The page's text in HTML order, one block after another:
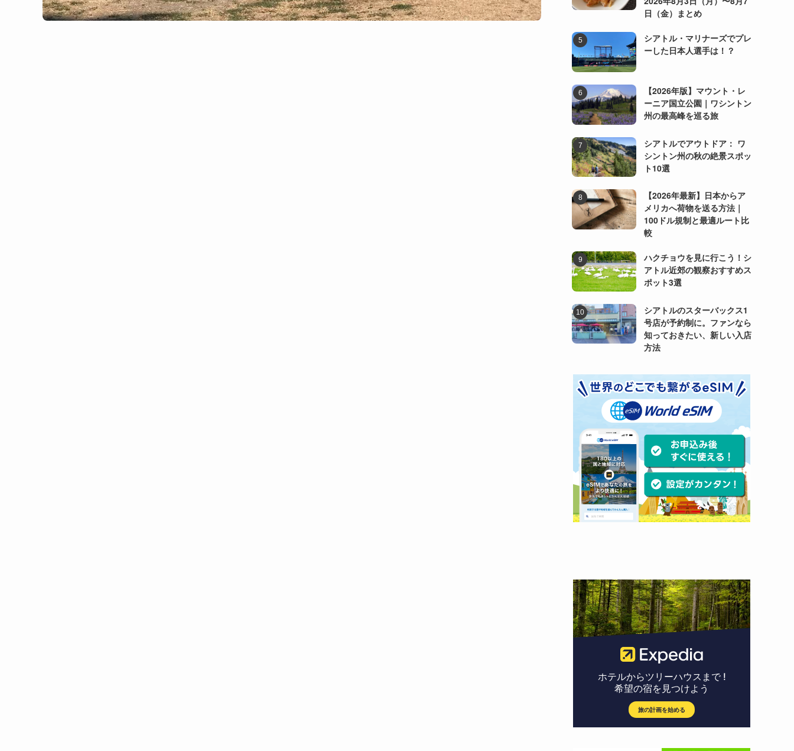
日（金）まとめ
シアトル・マリナーズでプレ
ーした日本人選手は！？
【2026年版】マウント・レ
ーニア国立公園｜ワシントン
州の最高峰を巡る旅
シアトルでアウトドア： ワ
シントン州の秋の絶景スポッ
ト10選
【2026年最新】日本からア
メリカへ荷物を送る方法｜
100ドル規制と最適ルート比
較
ハクチョウを見に行こう！シ
アトル近郊の観察おすすめス
ポット3選
シアトルのスターバックス1
号店が予約制に。ファンなら
知っておきたい、新しい入店
方法